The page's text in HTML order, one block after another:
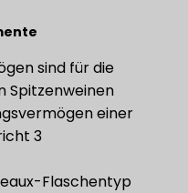
sind für die
Spitzenweinen
einer
3
Flaschentyp